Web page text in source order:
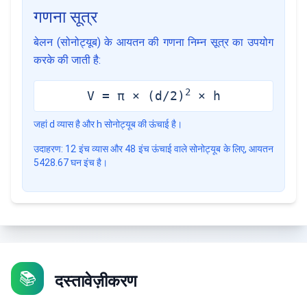
गणना सूत्र
बेलन (सोनोट्यूब) के आयतन की गणना निम्न सूत्र का उपयोग
करके की जाती है:
V = π × (d/2) 2× h
जहां d व्यास है और h सोनोट्यूब की ऊंचाई है।
उदाहरण: 12 इंच व्यास और 48 इंच ऊंचाई वाले सोनोट्यूब के लिए, आयतन
5428.67 घन इंच है।
📚 दस्तावेज़ीकरण